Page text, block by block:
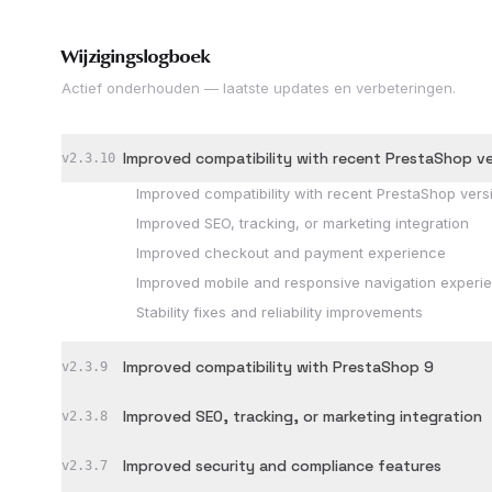
Wijzigingslogboek
Actief onderhouden — laatste updates en verbeteringen.
v2.3.10 Improved compatibility with recent PrestaShop
Improved compatibility with recent PrestaShop
Improved SEO, tracking, or marketing integration
Improved checkout and payment experience
Improved mobile and responsive navigation
Stability fixes and reliability improvements
v2.3.9 Improved compatibility with PrestaShop 9
v2.3.8 Improved SEO, tracking, or marketing integration
v2.3.7 Improved security and compliance features